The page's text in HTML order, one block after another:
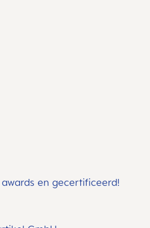
en gecertificeerd!